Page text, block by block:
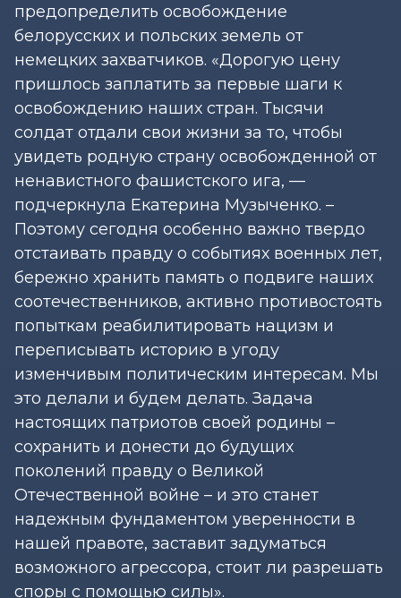
предопределить освобождение
белорусских и польских земель от
немецких захватчиков. «Дорогую цену
пришлось заплатить за первые шаги к
освобождению наших стран. Тысячи
солдат отдали свои жизни за то, чтобы
увидеть родную страну освобожденной от
ненавистного фашистского ига, —
подчеркнула Екатерина Музыченко. –
Поэтому сегодня особенно важно твердо
отстаивать правду о событиях военных лет,
бережно хранить память о подвиге наших
соотечественников, активно противостоять
попыткам реабилитировать нацизм и
переписывать историю в угоду
изменчивым политическим интересам. Мы
это делали и будем делать. Задача
настоящих патриотов своей родины –
сохранить и донести до будущих
поколений правду о Великой
Отечественной войне – и это станет
надежным фундаментом уверенности в
нашей правоте, заставит задуматься
возможного агрессора, стоит ли разрешать
споры с помощью силы».